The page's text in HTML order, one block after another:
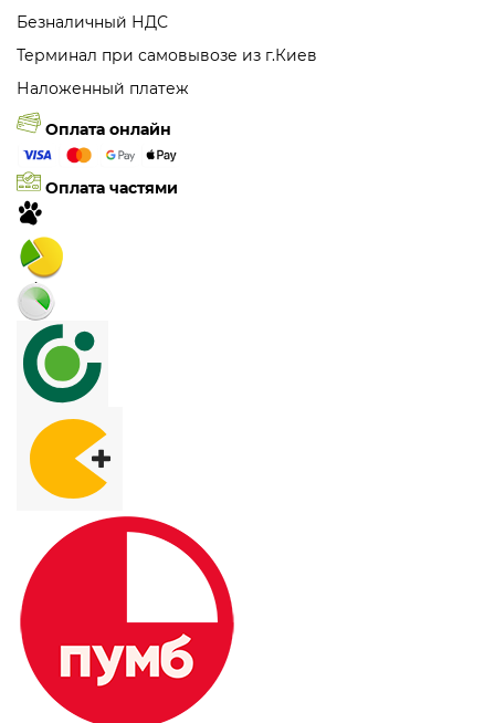
Безналичный НДС
Терминал при самовывозе из г.Киев
Наложенный платеж
Оплата онлайн
Оплата частями